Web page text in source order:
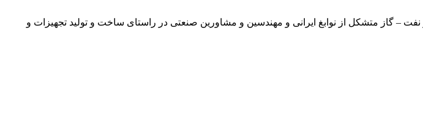
، پتروشیمی ها و نفت – گاز متشکل از نوابغ ایرانی و مهندسین و مشاورین صنعتی در راستای ساخت و تولید تجهیزات و